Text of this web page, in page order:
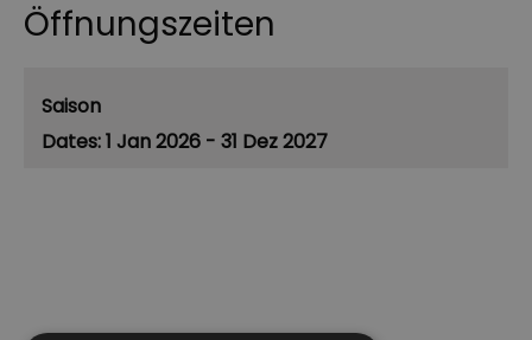
Öffnungszeiten
Saison
1 Jan 2026 - 31 Dez 2027